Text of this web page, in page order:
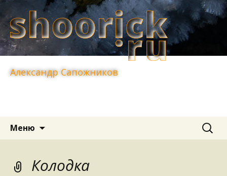
Александр Сапожников
Меню Найти:
Колодка